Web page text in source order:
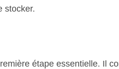
stocker.
étape essentielle. Il